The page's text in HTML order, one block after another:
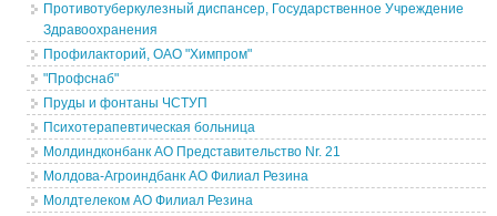
Противотуберкулезный диспансер, Государственное Учреждение
Здравоохранения
Профилакторий, ОАО "Химпром"
"Профснаб"
Пруды и фонтаны ЧСТУП
Психотерапевтическая больница
Молдиндконбанк АО Представительство Nr. 21
Молдова-Агроиндбанк АО Филиал Резина
Молдтелеком АО Филиал Резина